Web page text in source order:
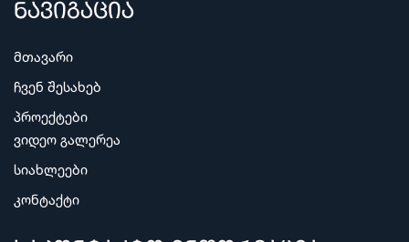
ნავიგაცია
მთავარი
ჩვენ შესახებ
პროექტები
ვიდეო გალერეა
სიახლეები
კონტაქტი